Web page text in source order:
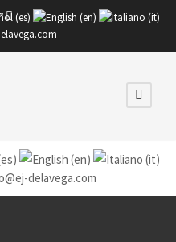
delavega.com